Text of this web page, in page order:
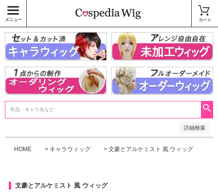
詳細検索
〜
商品タグ
キャラウィッグ
未加工ウィッグ
ベースウィッグ
衣装
SALE中
HOME キャラウィッグ 文豪とアルケミスト 風 ウィッグ
文豪とアルケミスト 風 ウィッグ